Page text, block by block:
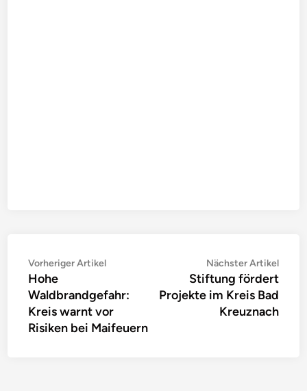
Beitragsnavigation
Vorheriger ArtikelVorheriger
Hohe
Waldbrandgefahr:
Kreis warnt vor
Risiken bei Maifeuern
Nächster Artikel
Stiftung fördert
Projekte im Kreis Bad
Kreuznach